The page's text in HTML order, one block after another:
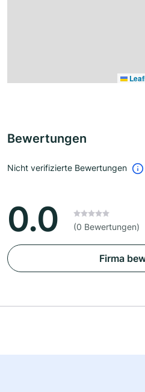
Bewertungen
Nicht verifizierte Bewertungen
0.0 (0 Bewertungen)
Firma